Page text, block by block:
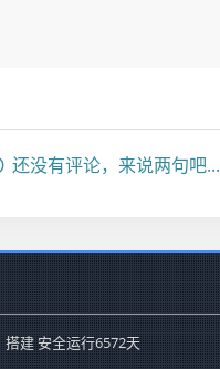
还没有评论，来说两句吧...
搭建 安全运行6572天